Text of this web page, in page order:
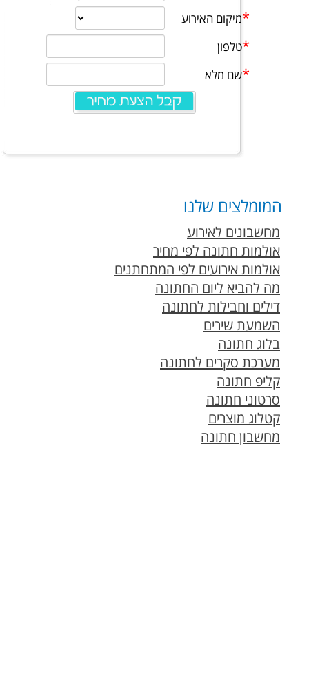
המומלצים שלנו
מחשבונים לאירוע
אולמות חתונה לפי מחיר
אולמות אירועים לפי המתחתנים
מה להביא ליום החתונה
דילים וחבילות לחתונה
השמעת שירים
בלוג חתונה
מערכת סקרים לחתונה
קליפ חתונה
סרטוני חתונה
קטלוג מוצרים
מחשבון חתונה